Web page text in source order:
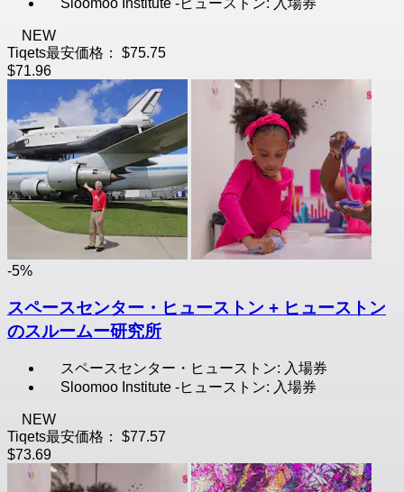
Sloomoo Institute -ヒューストン: 入場券
NEW
Tiqets最安価格：
$75.75
$71.96
-5%
スペースセンター・ヒューストン + ヒューストン
のスルームー研究所
スペースセンター・ヒューストン: 入場券
Sloomoo Institute -ヒューストン: 入場券
NEW
Tiqets最安価格：
$77.57
$73.69